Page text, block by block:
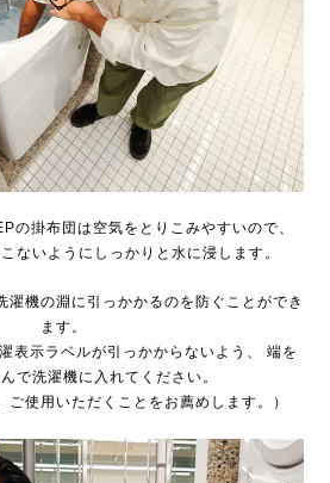
の掛布団は空気をとりこみやすいので、
ないようにしっかりと水に浸します。
濯機の淵に引っかかるのを防ぐことができ
ます。
表示ラベルが引っかからないよう、
端を
で洗濯機に入れてください。
ご使用いただくことをお薦めします。）